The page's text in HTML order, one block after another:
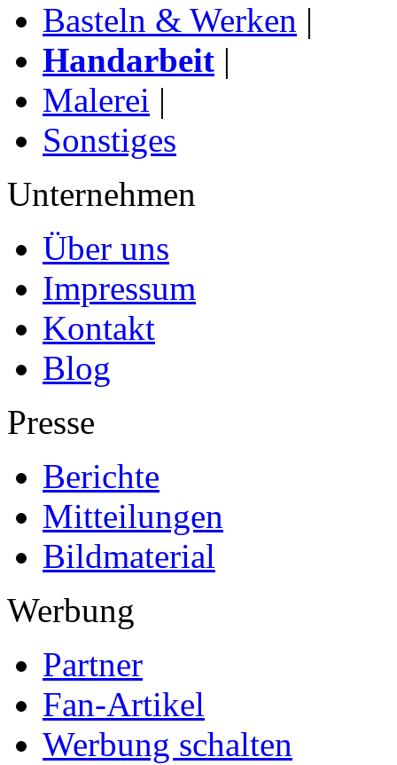
Basteln & Werken |
Handarbeit |
Malerei |
Sonstiges
Unternehmen
Über uns
Impressum
Kontakt
Blog
Presse
Berichte
Mitteilungen
Bildmaterial
Werbung
Partner
Fan-Artikel
Werbung schalten